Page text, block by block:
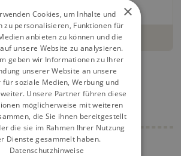
und...
weiterlesen
×
Cookies, um Inhalte und
zu personalisieren, Funktionen für
anbieten zu können und die
unsere Website zu analysieren.
geben wir Informationen zu Ihrer
unserer Website an unsere
für soziale Medien, Werbung und
Unsere Partner führen diese
möglicherweise mit weiteren
die Sie ihnen bereitgestellt
die sie im Rahmen Ihrer Nutzung
Dienste gesammelt haben.
Datenschutzhinweise